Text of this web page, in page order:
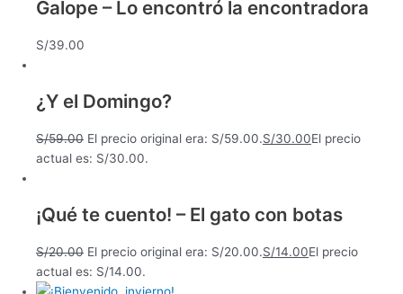
Galope – Lo encontró la encontradora
S/39.00
¿Y el Domingo?
S/59.00 El precio original era: S/59.00.S/30.00El precio
actual es: S/30.00.
¡Qué te cuento! – El gato con botas
S/20.00 El precio original era: S/20.00.S/14.00El precio
actual es: S/14.00.